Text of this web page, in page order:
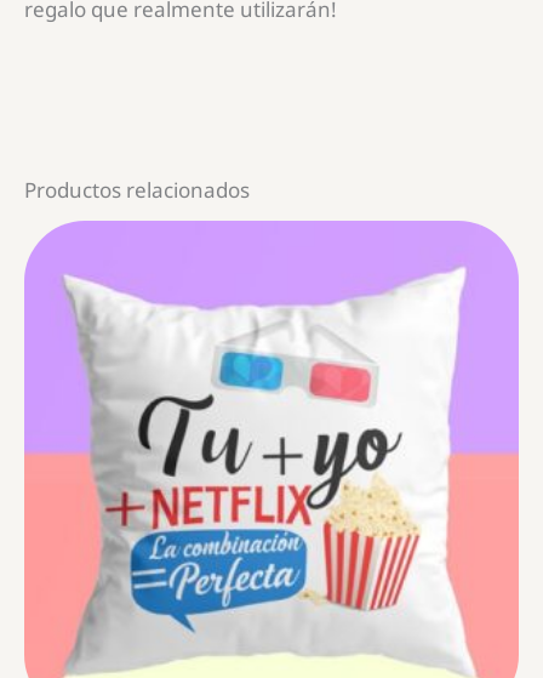
regalo que realmente utilizarán!
Productos relacionados